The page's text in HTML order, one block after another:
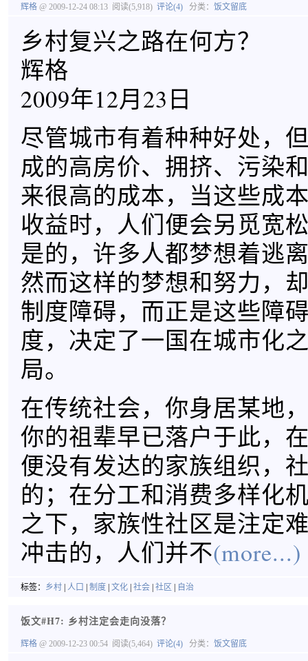
辉格 @ 2009-12-24 08:13 阅读(5,918) 评论(4) 分类： 饭文留底
乡村复兴之路在何方？
辉格
2009年12月23日
尽管城市有着种种好处，
成的高房价、拥挤、污染
来很高的成本，当这些成
收益时，人们便会另觅宽
是的，许多人都梦想着逃
然而这样的梦想和努力，
制度障碍，而正是这些障
度，决定了一国在城市化
局。
在传统社会，你身居某地
你的祖辈早已落户于此，
便没有发达的家族组织，
的；在分工和消费多样化
之下，家族性社区是注定
冲击的，人们并不(more...)
标签： 乡村 人口 制度 文化 社会 社区 自治
饭文#H7: 乡村注定会走向没落？
辉格 @ 2009-12-23 00:54 阅读(5,464) 评论(4) 分类： 饭文留底